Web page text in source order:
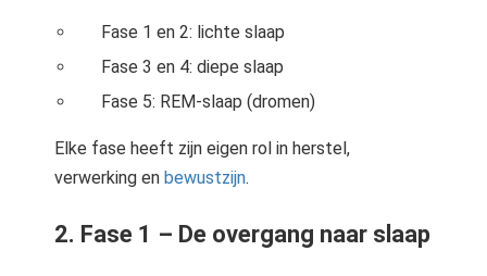
Fase 1 en 2: lichte slaap
Fase 3 en 4: diepe slaap
Fase 5: REM-slaap (dromen)
Elke fase heeft zijn eigen rol in herstel,
verwerking en bewustzijn.
2. Fase 1 – De overgang naar slaap